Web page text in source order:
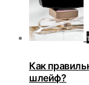
1
Как
шлейф?